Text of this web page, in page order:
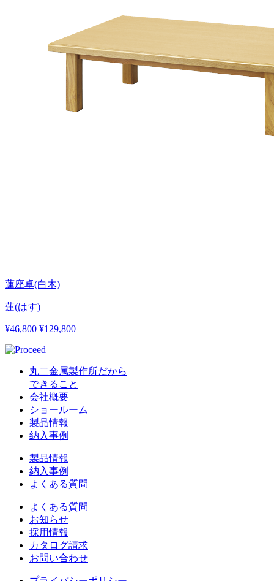
蓮座卓(白木)
蓮(はす)
¥46,800 ¥129,800
丸二金属製作所だから
できること
会社概要
ショールーム
製品情報
納入事例
製品情報
納入事例
よくある質問
よくある質問
お知らせ
採用情報
カタログ請求
お問い合わせ